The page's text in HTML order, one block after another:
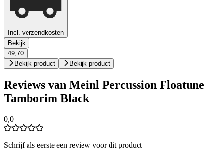
Incl. verzendkosten
Bekijk
49,70
Bekijk product
Bekijk product
Reviews van Meinl Percussion Floatune
Tamborim Black
0,0
Schrijf als eerste een review voor dit product